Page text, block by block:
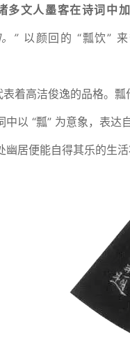
多文人墨客在诗词中
” 以颜回的 “瓢饮”
表着高洁俊逸的品格。
以 “瓢” 为意象，表
居便能自得其乐的生